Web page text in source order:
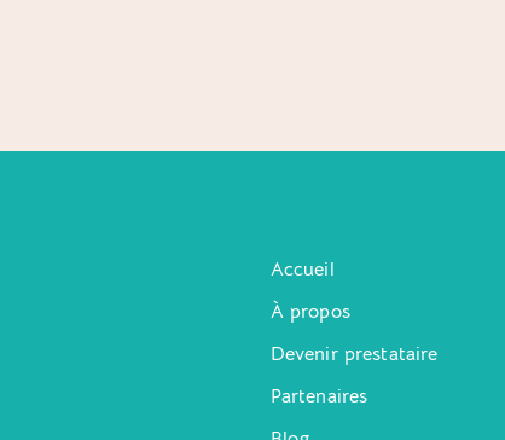
Accueil
À propos
Devenir prestataire
Partenaires